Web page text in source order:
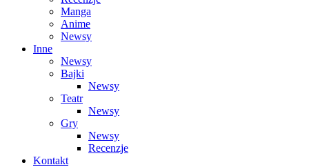
Manga
Anime
Newsy
Inne
Newsy
Bajki
Newsy
Teatr
Newsy
Gry
Newsy
Recenzje
Kontakt